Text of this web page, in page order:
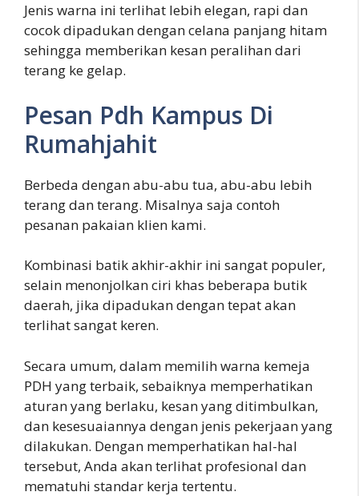
Jenis warna ini terlihat lebih elegan, rapi dan
cocok dipadukan dengan celana panjang hitam
sehingga memberikan kesan peralihan dari
terang ke gelap.
Pesan Pdh Kampus Di
Rumahjahit
Berbeda dengan abu-abu tua, abu-abu lebih
terang dan terang. Misalnya saja contoh
pesanan pakaian klien kami.
Kombinasi batik akhir-akhir ini sangat populer,
selain menonjolkan ciri khas beberapa butik
daerah, jika dipadukan dengan tepat akan
terlihat sangat keren.
Secara umum, dalam memilih warna kemeja
PDH yang terbaik, sebaiknya memperhatikan
aturan yang berlaku, kesan yang ditimbulkan,
dan kesesuaiannya dengan jenis pekerjaan yang
dilakukan. Dengan memperhatikan hal-hal
tersebut, Anda akan terlihat profesional dan
mematuhi standar kerja tertentu.